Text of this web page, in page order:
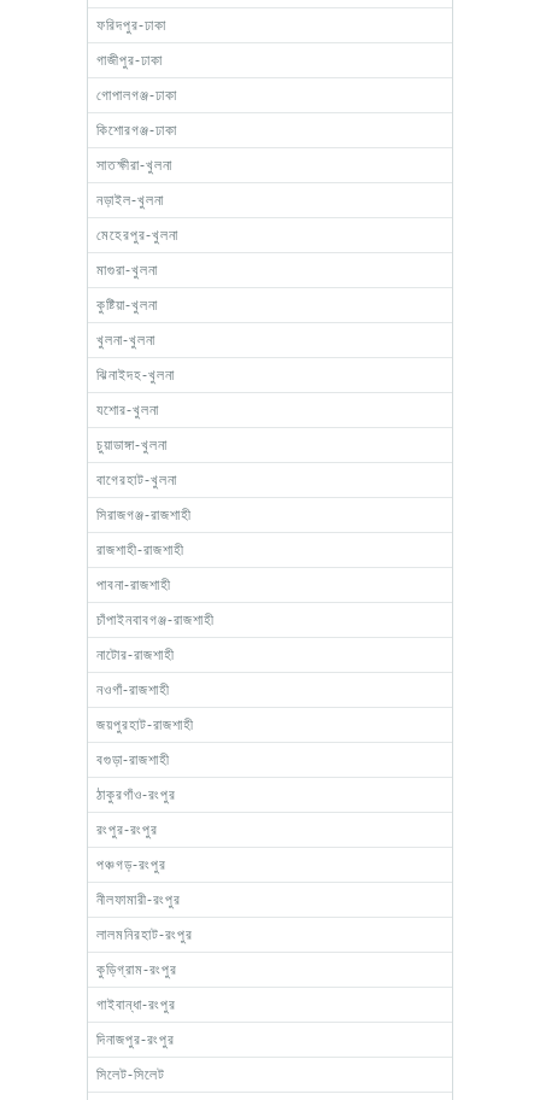
ফরিদপুর-ঢাকা
গাজীপুর-ঢাকা
গোপালগঞ্জ-ঢাকা
কিশোরগঞ্জ-ঢাকা
সাতক্ষীরা-খুলনা
নড়াইল-খুলনা
মেহেরপুর-খুলনা
মাগুরা-খুলনা
কুষ্টিয়া-খুলনা
খুলনা-খুলনা
ঝিনাইদহ-খুলনা
যশোর-খুলনা
চুয়াডাঙ্গা-খুলনা
বাগেরহাট-খুলনা
সিরাজগঞ্জ-রাজশাহী
রাজশাহী-রাজশাহী
পাবনা-রাজশাহী
চাঁপাইনবাবগঞ্জ-রাজশাহী
নাটোর-রাজশাহী
নওগাঁ-রাজশাহী
জয়পুরহাট-রাজশাহী
বগুড়া-রাজশাহী
ঠাকুরগাঁও-রংপুর
রংপুর-রংপুর
পঞ্চগড়-রংপুর
নীলফামারী-রংপুর
লালমনিরহাট-রংপুর
কুড়িগ্রাম-রংপুর
গাইবান্ধা-রংপুর
দিনাজপুর-রংপুর
সিলেট-সিলেট